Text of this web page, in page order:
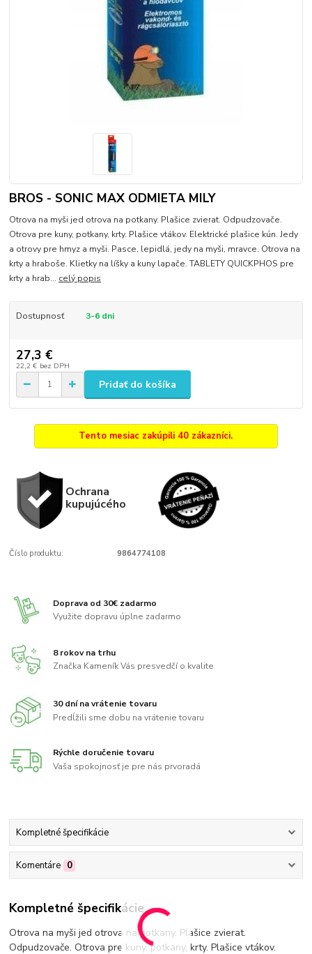
BROS - SONIC MAX ODMIETA MILY
Otrova na myši jed otrova na potkany. Plašice zvierat. Odpudzovače.
Otrova pre kuny, potkany, krty. Plašice vtákov. Elektrické plašice kún. Jedy
a otrovy pre hmyz a myši. Pasce, lepidlá, jedy na myši, mravce. Otrova na
krty a hraboše. Klietky na líšky a kuny lapače. TABLETY QUICKPHOS pre
krty a hrab... celý popis
Dostupnosť 3-6 dni
27,3 €
22,2 € bez DPH
Pridať do košíka
Tento mesiac zakúpili 40 zákazníci.
Ochrana
kupujúcého
Číslo produktu: 9864774108
Doprava od 30€ zadarmo
Využite dopravu úplne zadarmo
8 rokov na trhu
Značka Kameník Vás presvedčí o kvalite
30 dní na vrátenie tovaru
Predĺžili sme dobu na vrátenie tovaru
Rýchle doručenie tovaru
Vaša spokojnosť je pre nás prvoradá
Kompletné špecifikácie
Komentáre 0
Kompletné špecifikácie
Otrova na myši jed otrova na potkany. Plašice zvierat.
Odpudzovače. Otrova pre kuny, potkany, krty. Plašice vtákov.